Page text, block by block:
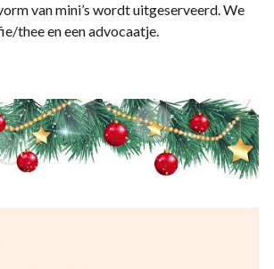
van mini’s wordt uitgeserveerd. We
thee en een advocaatje.